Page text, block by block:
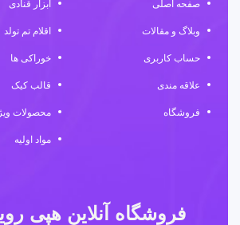
صفحه اصلی
وبلاگ و مقالات
حساب کاربری
علاقه مندی
فروشگاه
ابزار قنادی
اقلام تم تولد
خوراکی ها
قالب کیک
محصولات
مواد اولیه
فروشگاه آنلاین هپی